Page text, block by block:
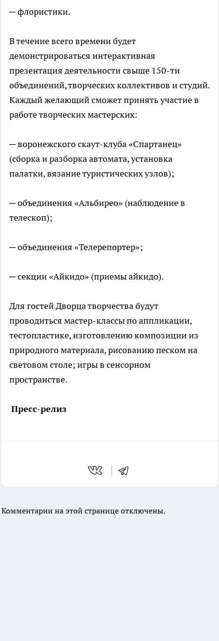
─ флористики.
В течение всего времени будет
демонстрироваться интерактивная
презентация деятельности свыше 150-ти
объединений, творческих коллективов и студий.
Каждый желающий сможет принять участие в
работе творческих мастерских:
─ воронежского скаут-клуба «Спартанец»
(сборка и разборка автомата, установка
палатки, вязание туристических узлов);
─ объединения «Альбирео» (наблюдение в
телескоп);
─ объединения «Телерепортер»;
─ секции «Айкидо» (приемы айкидо).
Для гостей Дворца творчества будут
проводиться мастер-классы по аппликации,
тестопластике, изготовлению композиции из
природного материала, рисованию песком на
световом столе; игры в сенсорном
пространстве.
Пресс-релиз
Комментарии на этой странице отключены.